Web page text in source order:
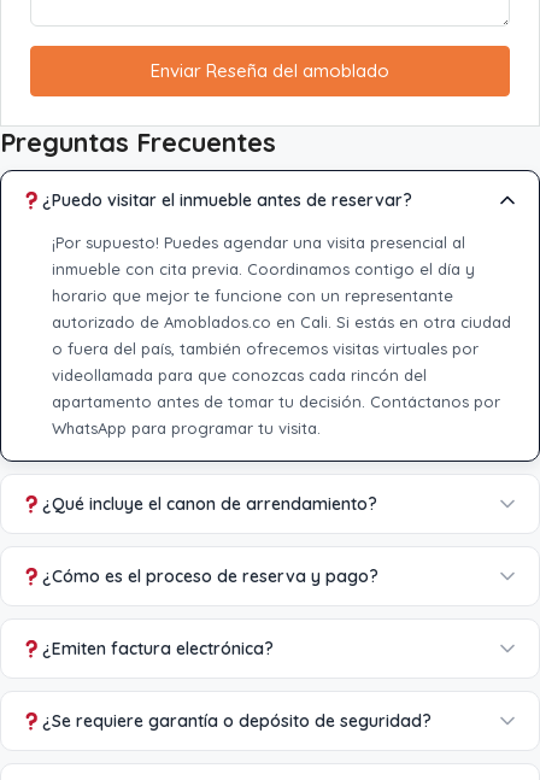
Enviar Reseña del amoblado
Preguntas Frecuentes
¿Puedo visitar el inmueble antes de reservar?
¡Por supuesto! Puedes agendar una visita presencial al
inmueble con cita previa. Coordinamos contigo el día y
horario que mejor te funcione con un representante
autorizado de Amoblados.co en Cali. Si estás en otra ciudad
o fuera del país, también ofrecemos visitas virtuales por
videollamada para que conozcas cada rincón del
apartamento antes de tomar tu decisión. Contáctanos por
WhatsApp para programar tu visita.
¿Qué incluye el canon de arrendamiento?
¿Cómo es el proceso de reserva y pago?
¿Emiten factura electrónica?
¿Se requiere garantía o depósito de seguridad?